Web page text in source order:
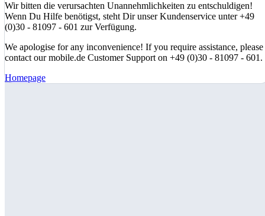
Wir bitten die verursachten Unannehmlichkeiten zu entschuldigen!
Wenn Du Hilfe benötigst, steht Dir unser Kundenservice unter +49
(0)30 - 81097 - 601 zur Verfügung.
We apologise for any inconvenience! If you require assistance, please
contact our mobile.de Customer Support on +49 (0)30 - 81097 - 601.
Homepage